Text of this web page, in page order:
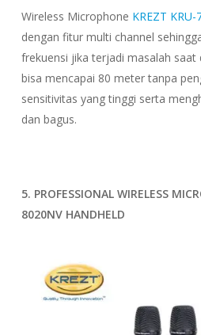
Wireless Microphone KREZT KRU-
dengan fitur multi channel
frekuensi jika terjadi masalah saat
bisa mencapai 80 meter tanpa
sensitivitas yang tinggi serta
dan bagus.
5. PROFESSIONAL WIRELESS
8020NV HANDHELD